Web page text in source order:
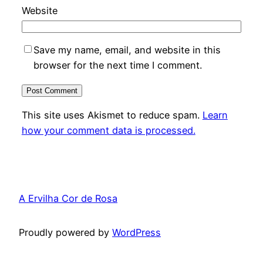
Website
Save my name, email, and website in this
browser for the next time I comment.
This site uses Akismet to reduce spam. Learn
how your comment data is processed.
A Ervilha Cor de Rosa
Proudly powered by WordPress